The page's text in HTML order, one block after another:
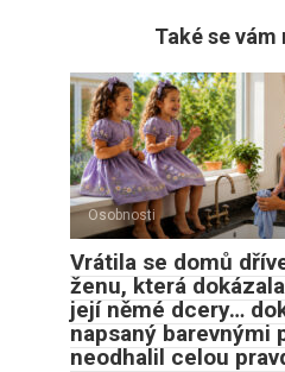
Také se
Osobnosti
Vrátila se domů
ženu, která
její němé dcery…
napsaný barevnými
neodhalil celou